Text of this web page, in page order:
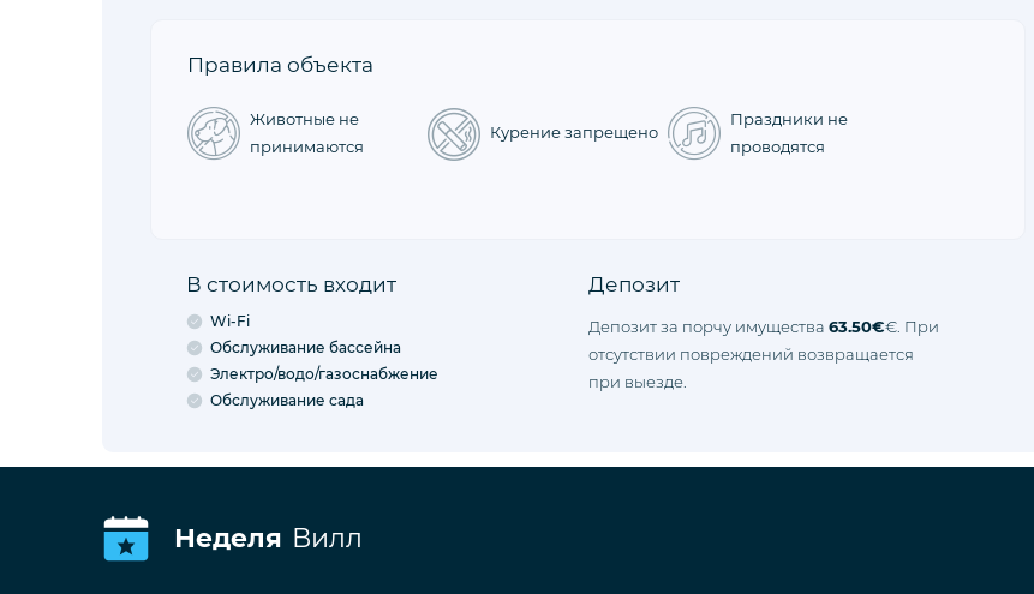
Правила объекта
Животные не
принимаются
Курение запрещено
Праздники не
проводятся
В стоимость входит
Wi-Fi
Обслуживание бассейна
Электро/водо/газоснабжение
Обслуживание сада
Депозит
Депозит за порчу имущества 63.50€€. При
отсутствии повреждений возвращается
при выезде.
Неделя Вилл